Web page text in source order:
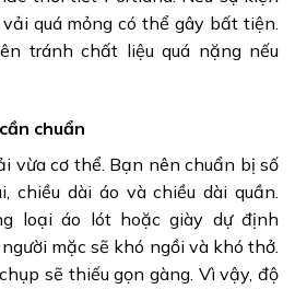
quá mỏng có thể gây bất tiện.
tránh chất liệu quá nặng nếu
chuẩn
vừa cơ thể. Bạn nên chuẩn bị số
chiều dài áo và chiều dài quần.
loại áo lót hoặc giày dự định
người mặc sẽ khó ngồi và khó thở.
sẽ thiếu gọn gàng. Vì vậy, độ